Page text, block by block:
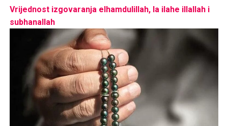
Vrijednost izgovaranja elhamdulillah, la ilahe illallah i
subhanallah